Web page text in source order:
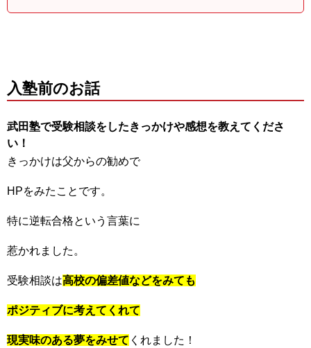
入塾前のお話
武田塾で受験相談をしたきっかけや感想を教えてくださ
い！
きっかけは父からの勧めで
HPをみたことです。
特に逆転合格という言葉に
惹かれました。
受験相談は高校の偏差値などをみても
ポジティブに考えてくれて
現実味のある夢をみせて くれました！